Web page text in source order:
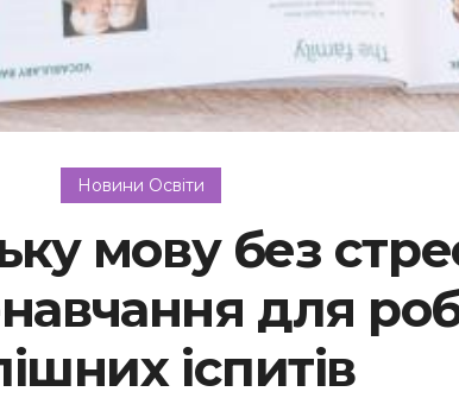
Новини Освіти
мову без
для
іспитів